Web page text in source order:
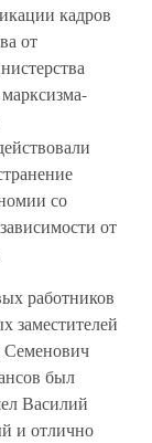
кадров
от
со
от
работников
заместителей
был
Василий
и отлично